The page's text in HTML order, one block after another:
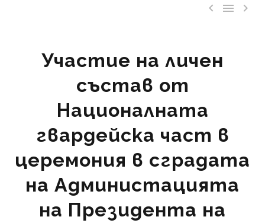
  
Участие на личен
състав от
Националната
гвардейска част в
церемония в сградата
на Администацията
на Президента на